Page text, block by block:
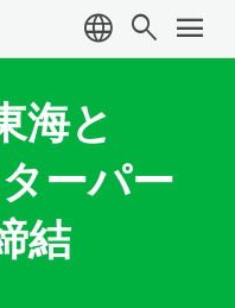
language search menu
海と
ーパー
結